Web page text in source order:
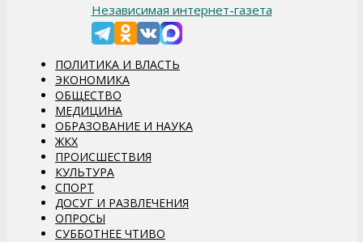
Независимая интернет-газета
ПОЛИТИКА И ВЛАСТЬ
ЭКОНОМИКА
ОБЩЕСТВО
МЕДИЦИНА
ОБРАЗОВАНИЕ И НАУКА
ЖКХ
ПРОИСШЕСТВИЯ
КУЛЬТУРА
СПОРТ
ДОСУГ И РАЗВЛЕЧЕНИЯ
ОПРОСЫ
СУББОТНЕЕ ЧТИВО